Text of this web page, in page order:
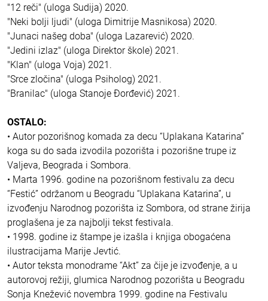
"12 reči" (uloga Sudija) 2020.
"Neki bolji ljudi" (uloga Dimitrije Masnikosa) 2020.
"Junaci našeg doba" (uloga Lazarević) 2020.
"Jedini izlaz" (uloga Direktor škole) 2021.
"Klan" (uloga Voja) 2021.
"Srce zločina" (uloga Psiholog) 2021.
"Branilac" (uloga Stanoje Đorđević) 2021.
OSTALO:
• Autor pozorišnog komada za decu “Uplakana Katarina”
koga su do sada izvodila pozorišta i pozorišne trupe iz
Valjeva, Beograda i Sombora.
• Marta 1996. godine na pozorišnom festivalu za decu
“Festić” održanom u Beogradu “Uplakana Katarina”, u
izvođenju Narodnog pozorišta iz Sombora, od strane žirija
proglašena je za najbolji tekst festivala.
• 1998. godine iz štampe je izašla i knjiga obogaćena
ilustracijama Marije Jevtić.
• Autor teksta monodrame “Akt” za čije je izvođenje, a u
autorovoj režiji, glumica Narodnog pozorišta u Beogradu
Sonja Knežević novembra 1999. godine na Festivalu